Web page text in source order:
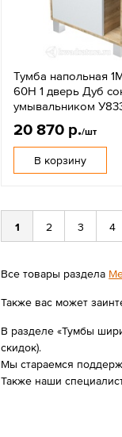
Тумба напольная
60Н 1 дверь Дуб
умывальником
20 870 р./шт
В корзину
1 2 3 4
Все товары раздела
Также вас может
В разделе «Тумбы
скидок).
Мы стараемся
Также наши